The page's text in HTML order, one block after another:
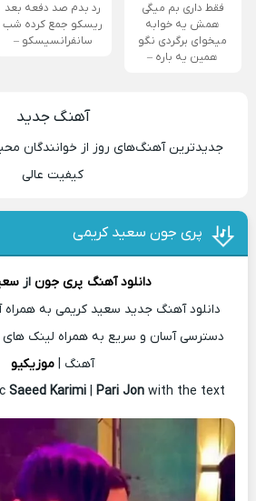
فقط داری بم میگی
همش یه خوابه
میخوای برگردی نگو
همین یه باره –
رد بدم صد دفعه بعد
ریسکو جمع کرده شب
سانفرانسیسکو –
آهنگ جدید
جدیدترین آهنگ‌های روز از خوانندگان
کیفیت عالی
پری جون سعید کریمی
دانلود آهنگ پری جون از
دانلود آهنگ جدید سعید کریمی به همراه
دسترسی آسان و سریع به همراه لینک
آهنگ | موزیکیو
Saeed Karimi| Pari Jon with the text